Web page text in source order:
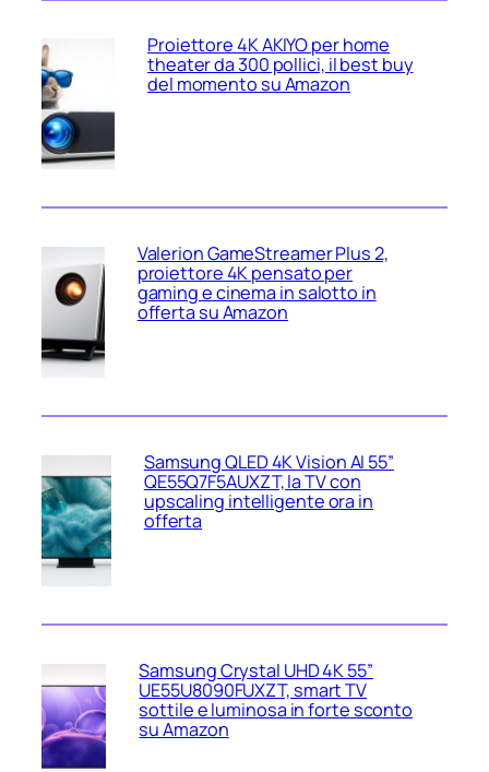
Proiettore 4K AKIYO per home
theater da 300 pollici, il best buy
del momento su Amazon
Valerion GameStreamer Plus 2,
proiettore 4K pensato per
gaming e cinema in salotto in
offerta su Amazon
Samsung QLED 4K Vision AI 55”
QE55Q7F5AUXZT, la TV con
upscaling intelligente ora in
offerta
Samsung Crystal UHD 4K 55”
UE55U8090FUXZT, smart TV
sottile e luminosa in forte sconto
su Amazon